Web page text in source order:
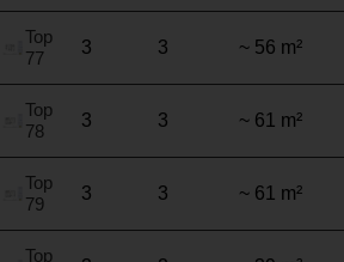
Top
77
3 3 ~ 56 m²
Top
78
3 3 ~ 61 m²
Top
79
3 3 ~ 61 m²
Top